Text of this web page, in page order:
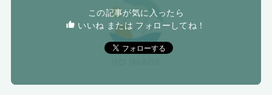
この記事が気に入ったら
いいね または フォローしてね！